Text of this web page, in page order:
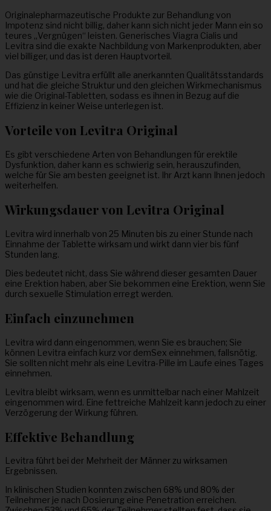
Originalepharmazeutische Produkte zur Behandlung von
Impotenz sind nicht billig, daher kann sich nicht jeder Mann ein so
teures „Vergnügen“ leisten. Generisches Viagra Cialis und
Levitra sind die exakte Nachbildung von Markenprodukten, aber
viel billiger, und das ist deren Hauptvorteil.
Das günstige Levitra erfüllt alle anerkannten Qualitätsstandards
und hat die gleiche Struktur und den gleichen Wirkmechanismus
wie die Original-Tabletten, sodass es ihnen in Bezug auf die
Effizienz in keiner Weise unterlegen ist.
Vorteile von Levitra Original
Es gibt verschiedene Arten von Behandlungen für erektile
Dysfunktion, daher kann es schwierig sein, herauszufinden,
welche für Sie am besten geeignet ist. Ihr Arzt kann Ihnen jedoch
weiterhelfen.
Wirkungsdauer von Levitra Original
Levitra wird innerhalb von 25 Minuten bis zu einer Stunde nach
Einnahme der Tablette wirksam und wirkt dann vier bis fünf
Stunden lang.
Dies bedeutet nicht, dass Sie während dieser gesamten Dauer
eine Erektion haben, aber Sie bekommen eine Erektion, wenn Sie
durch sexuelle Stimulation erregt werden.
Einfach einzunehmen
Levitra wird dann eingenommen, wenn Sie es brauchen; Sie
können Levitra einfach kurz vor demSex einnehmen, fallsnötig.
Sie sollten nicht mehr als eine Levitra-Pille im Laufe eines Tages
einnehmen.
Levitra bleibt wirksam, wenn es unmittelbar nach einer Mahlzeit
eingenommen wird. Eine fettreiche Mahlzeit kann jedoch zu einer
Verzögerung der Wirkung führen.
Effektive Behandlung
Levitra führt bei der Mehrheit der Männer zu wirksamen
Ergebnissen.
In klinischen Studien konnten zwischen 68% und 80% der
Teilnehmer je nach Dosierung eine Penetration erreichen.